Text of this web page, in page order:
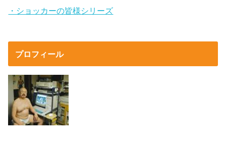
・ショッカーの皆様シリーズ
プロフィール